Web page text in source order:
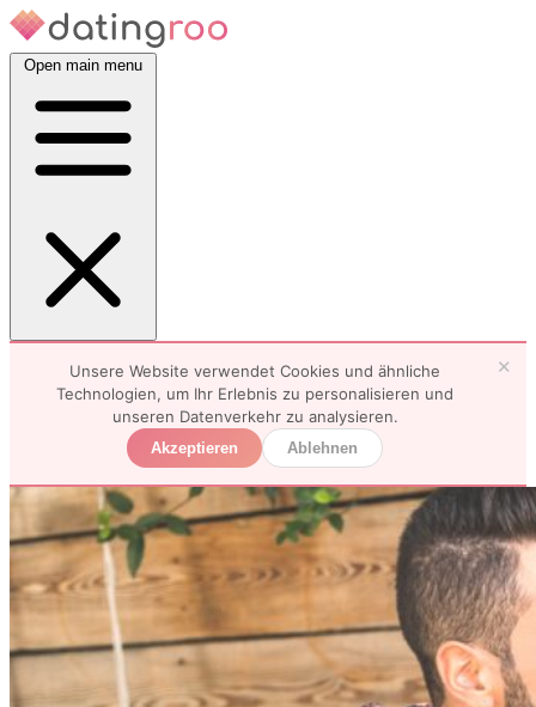
Open main menu
Unsere Website verwendet Cookies und ähnliche
Technologien, um Ihr Erlebnis zu personalisieren und
unseren Datenverkehr zu analysieren.
Akzeptieren Ablehnen
✕